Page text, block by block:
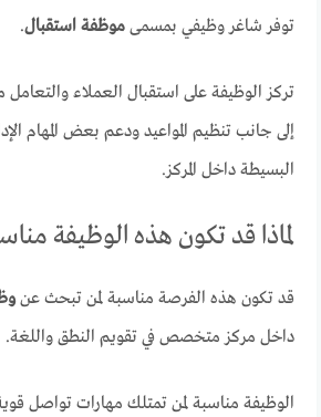
توفر شاغر وظيفي بمسمىموظفة استقبال.
تركز الوظيفة على استقبال العملاء
إلى جانب تنظيم المواعيد ودعم بعض المهام
البسيطة داخل المركز.
لماذا قد تكون هذه الوظيفة
قد تكون هذه الفرصة مناسبة لمن تبحث عن
داخل مركز متخصص في تقويم النطق واللغة.
الوظيفة مناسبة لمن تمتلك مهارات تواصل